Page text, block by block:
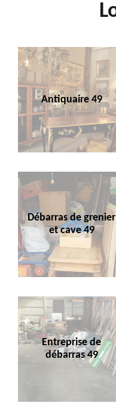
Antiquaire 49
Débarras de grenier
et cave 49
Entreprise de
débarras 49